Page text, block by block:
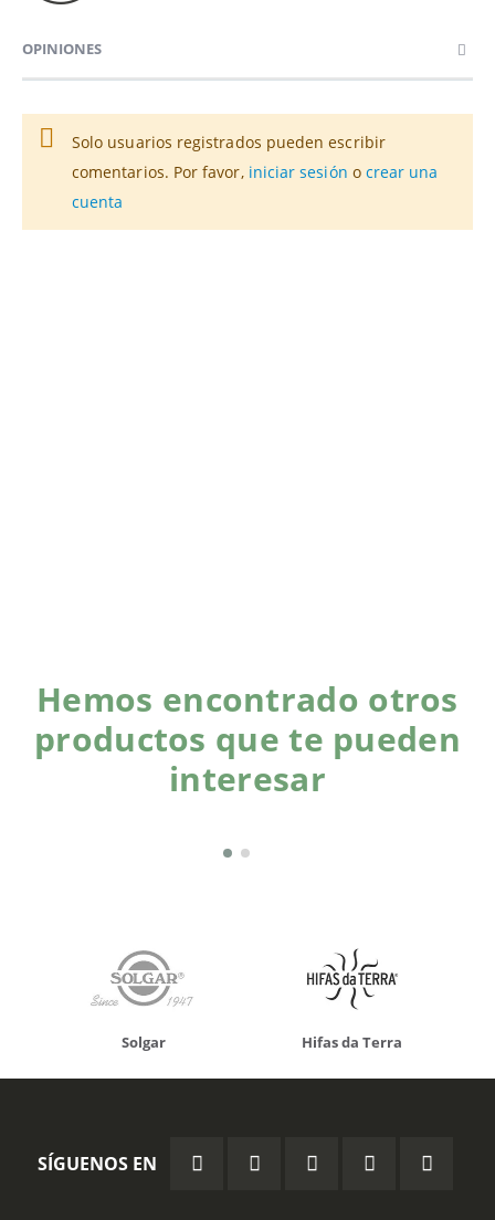
OPINIONES
Solo usuarios registrados pueden escribir
comentarios. Por favor, iniciar sesión o crear una
cuenta
Hemos encontrado otros
productos que te pueden
interesar
Solgar Hifas da Terra
SÍGUENOS EN